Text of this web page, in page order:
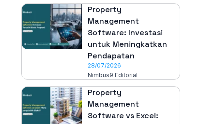
Property
Management
Software: Investasi
untuk Meningkatkan
Pendapatan
28/07/2026
Nimbus9 Editorial
Property
Management
Software vs Excel: